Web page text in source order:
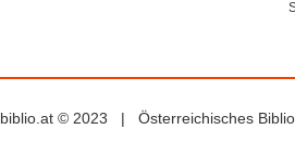
biblio.at © 2023 | Österreichisches